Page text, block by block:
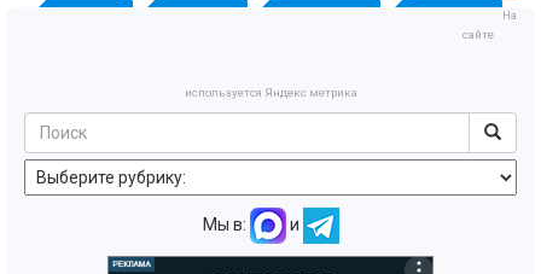
пружина
материал справочник
сортамент
На
сайте
используется Яндекс метрика
Мы в: и